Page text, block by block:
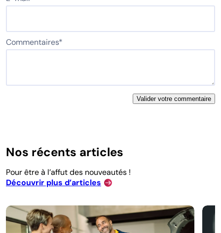
Commentaires*
Nos récents articles
Pour être à l’affut des nouveautés !
Découvrir plus d’articles